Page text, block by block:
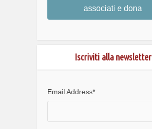
associati e dona
Iscriviti alla newsletter
Email Address*